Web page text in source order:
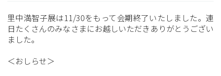
里中満智子展は11/30をもって会期終了いたしました。連
日たくさんのみなさまにお越しいただきありがとうござい
ました。
＜おしらせ＞